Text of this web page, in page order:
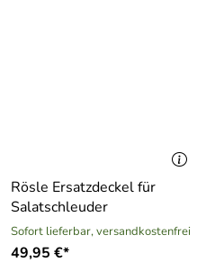
Rösle Ersatzdeckel für
Salatschleuder
Sofort lieferbar, versandkostenfrei
49,95 €*